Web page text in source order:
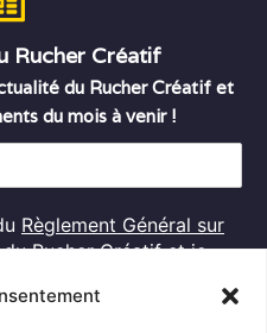
Rucher Créatif
du Rucher Créatif et
du mois à venir !
Règlement Général sur
Rucher Créatif et je
données personnelles